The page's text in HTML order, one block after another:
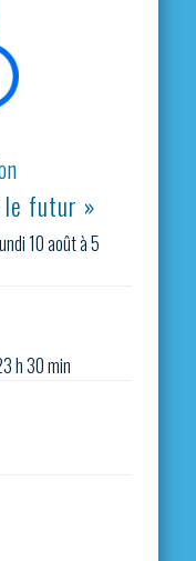
le futur »
10 août à 5
h 30 min